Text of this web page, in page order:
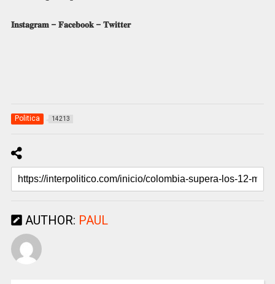
𝐈𝐧𝐬𝐭𝐚𝐠𝐫𝐚𝐦– 𝐅𝐚𝐜𝐞𝐛𝐨𝐨𝐤– 𝐓𝐰𝐢𝐭𝐭𝐞𝐫
Politica 14213
AUTHOR: PAUL